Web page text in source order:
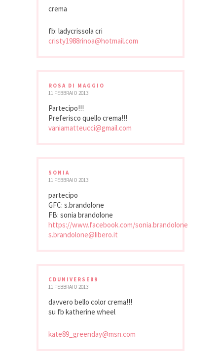
crema
fb: ladycrissola cri
cristy1988rinoa@hotmail.com
ROSA DI MAGGIO
11 FEBBRAIO 2013
Partecipo!!!
Preferisco quello crema!!!
vaniamatteucci@gmail.com
SONIA
11 FEBBRAIO 2013
partecipo
GFC: s.brandolone
FB: sonia brandolone
https://www.facebook.com/sonia.brandolone
s.brandolone@libero.it
CDUNIVERSE89
11 FEBBRAIO 2013
davvero bello color crema!!!
su fb katherine wheel
kate89_greenday@msn.com